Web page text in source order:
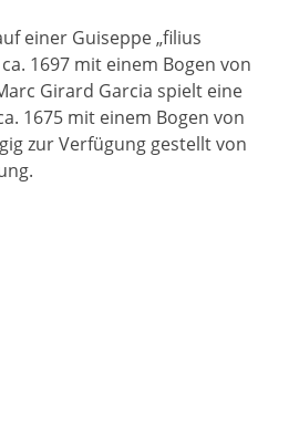
einer Guiseppe „filius
1697 mit einem Bogen von
Girard Garcia spielt eine
1675 mit einem Bogen von
zur Verfügung gestellt von